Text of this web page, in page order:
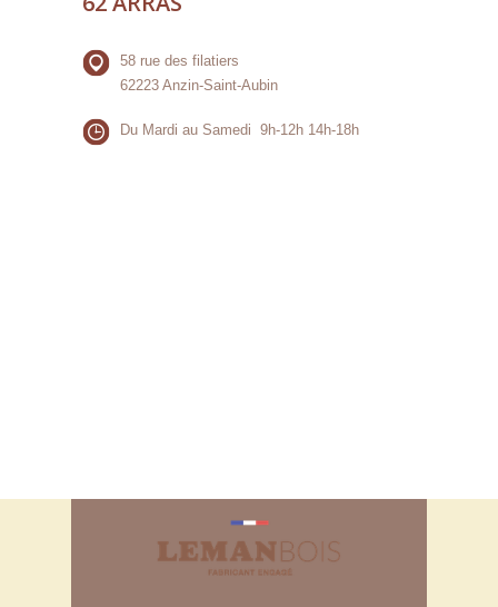
58 rue des filatiers
62223 Anzin-Saint-Aubin
Du Mardi au Samedi 9h-12h 14h-18h